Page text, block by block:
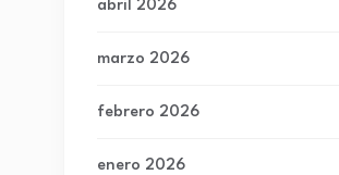
abril 2026
marzo 2026
febrero 2026
enero 2026